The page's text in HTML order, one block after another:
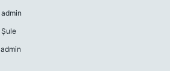
admin
Şule
admin